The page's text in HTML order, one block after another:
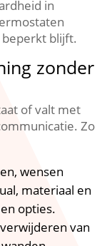
in
blijft.
zonder
of valt met
Zo
wensen
materiaal en
opties.
van